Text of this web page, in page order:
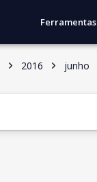
Ferramentas
2016 junho